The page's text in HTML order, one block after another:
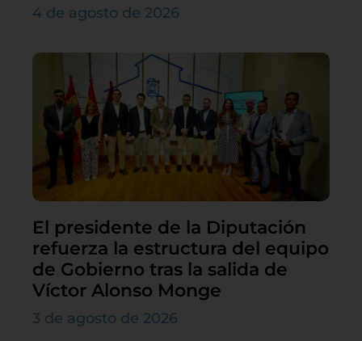
4 de agosto de 2026
El presidente de la Diputación
refuerza la estructura del equipo
de Gobierno tras la salida de
Víctor Alonso Monge
3 de agosto de 2026